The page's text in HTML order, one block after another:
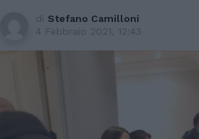
di Stefano Camilloni
4 Febbraio 2021, 12:43